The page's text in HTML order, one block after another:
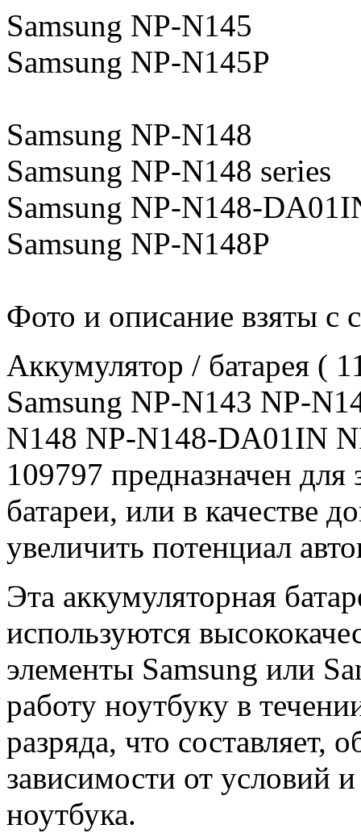
Samsung NP-N145
Samsung NP-N145P
Samsung NP-N148
Samsung NP-N148 series
Samsung NP-N148-
Samsung NP-N148P
Фото и описание взяты с
Аккумулятор / батарея (
Samsung NP-N143 NP-
N148 NP-N148-DA01IN
109797 предназначен
батареи, или в качестве
увеличить потенциал
Эта аккумуляторная
используются
элементы Samsung или
работу ноутбуку в
разряда, что составляет,
зависимости от условий
ноутбука.